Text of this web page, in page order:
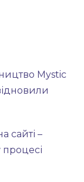
Mystic
сайті –
процесі